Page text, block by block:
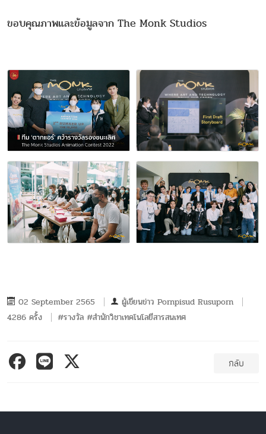
ขอบคุณภาพและข้อมูลจาก The Monk Studios
02 September 2565 ผู้เขียนข่าว Pornpisud Rusuporn
4286 ครั้ง
#รางวัล #สำนักวิชาเทคโนโลยีสารสนเทศ
กลับ